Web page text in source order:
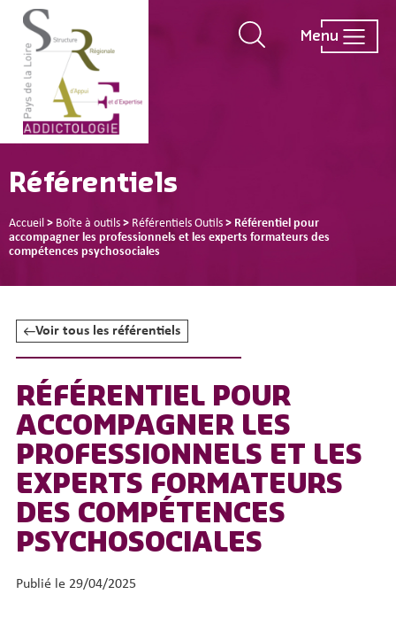
Menu
Référentiels
Accueil > Boîte à outils > Référentiels Outils > Référentiel pour
accompagner les professionnels et les experts formateurs des
compétences psychosociales
Voir tous les référentiels
RÉFÉRENTIEL POUR
ACCOMPAGNER LES
PROFESSIONNELS ET LES
EXPERTS FORMATEURS
DES COMPÉTENCES
PSYCHOSOCIALES
Publié le 29/04/2025